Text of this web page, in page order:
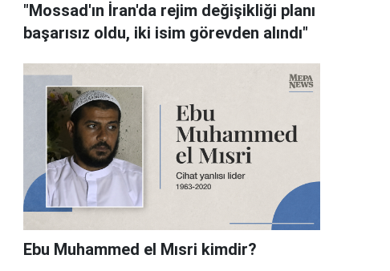
"Mossad'ın İran'da rejim değişikliği planı
başarısız oldu, iki isim görevden alındı"
Ebu Muhammed el Mısri kimdir?